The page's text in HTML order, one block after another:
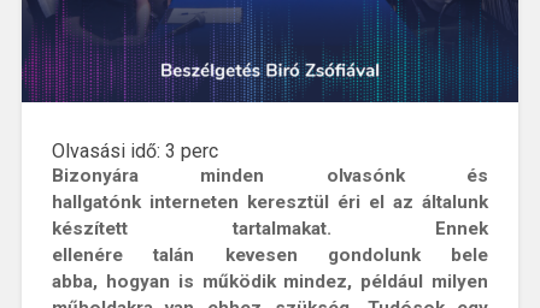
Olvasási idő: 3 perc
Bizonyára minden olvasónk és
hallgatónk interneten keresztül éri el az általunk
készített tartalmakat. Ennek
ellenére talán kevesen gondolunk bele
abba, hogyan is működik mindez, például milyen